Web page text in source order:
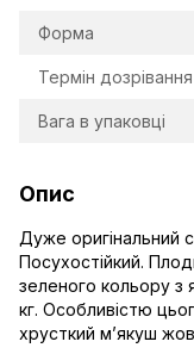
Форма
Термін дозрівання
Вага в упаковці
Опис
Дуже оригінальний
Посухостійкий.
зеленого кольору
кг. Особливістю
хрусткий м’якуш